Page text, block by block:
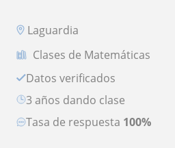
Laguardia
Clases de Matemáticas
Datos verificados
3 años dando clase
Tasa de respuesta 100%